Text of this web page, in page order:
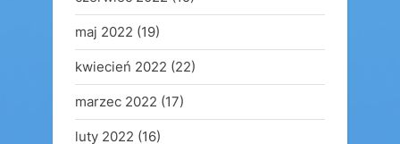
maj 2022 (19)
kwiecień 2022 (22)
marzec 2022 (17)
luty 2022 (16)